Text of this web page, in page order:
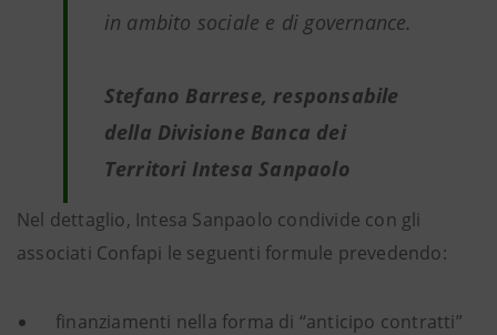
in ambito sociale e di governance.
Stefano Barrese, responsabile
della Divisione Banca dei
Territori Intesa Sanpaolo
Nel dettaglio, Intesa Sanpaolo condivide con gli
associati Confapi le seguenti formule prevedendo:
finanziamenti nella forma di “anticipo contratti”